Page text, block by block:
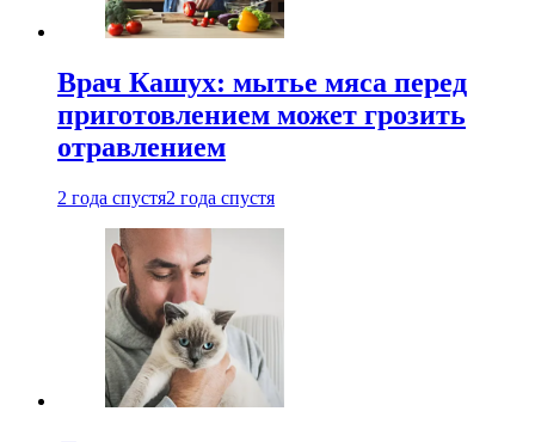
Врач Кашух: мытье мяса перед
приготовлением может грозить
отравлением
2 года спустя2 года спустя